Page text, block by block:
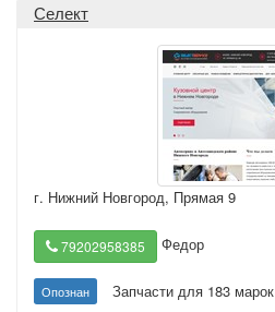
Селект
г. Нижний Новгород, Прямая 9
79202958385 Федор
Опознан Запчасти для 183 марок